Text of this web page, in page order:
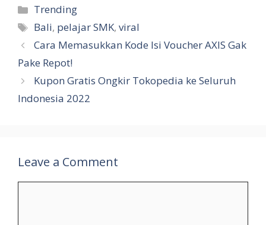
Categories
Trending
Tags
Bali, pelajar SMK,viral
Cara Memasukkan Kode Isi Voucher AXIS Gak
Pake Repot!
Kupon Gratis Ongkir Tokopedia ke Seluruh
Indonesia 2022
Leave a Comment